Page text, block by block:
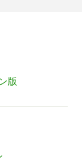
版